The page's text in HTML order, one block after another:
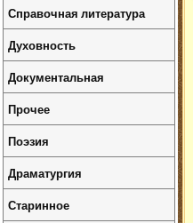
Справочная литература
Духовность
Документальная
Прочее
Поэзия
Драматургия
Старинное